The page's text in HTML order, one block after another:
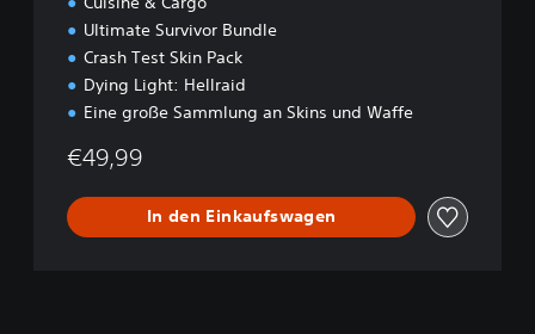
Ultimate Survivor Bundle
Crash Test Skin Pack
Dying Light: Hellraid
Eine große Sammlung an Skins und Waffe
€49,99
In den Einkaufswagen